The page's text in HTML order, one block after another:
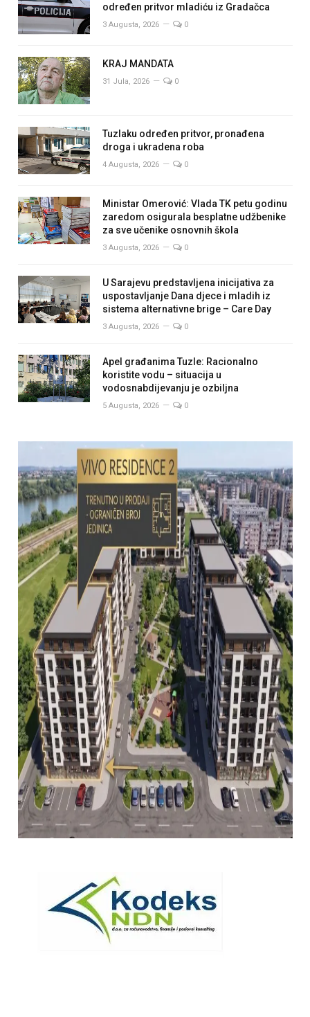
određen pritvor mladiću iz Gradačca
3 Augusta, 2026 0
KRAJ MANDATA
31 Jula, 2026 0
Tuzlaku određen pritvor, pronađena
droga i ukradena roba
4 Augusta, 2026 0
Ministar Omerović: Vlada TK petu godinu
zaredom osigurala besplatne udžbenike
za sve učenike osnovnih škola
3 Augusta, 2026 0
U Sarajevu predstavljena inicijativa za
uspostavljanje Dana djece i mladih iz
sistema alternativne brige – Care Day
3 Augusta, 2026 0
Apel građanima Tuzle: Racionalno
koristite vodu – situacija u
vodosnabdijevanju je ozbiljna
5 Augusta, 2026 0